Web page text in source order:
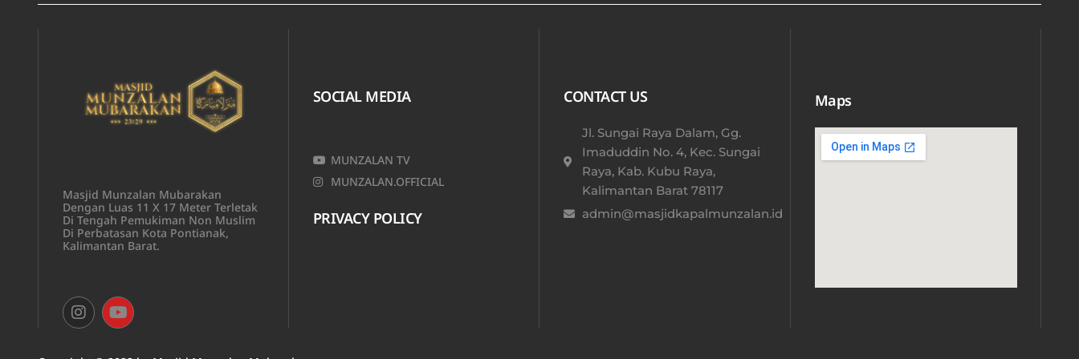
Masjid Munzalan Mubarakan
Dengan Luas 11 X 17 Meter Terletak
Di Tengah Pemukiman Non Muslim
Di Perbatasan Kota Pontianak,
Kalimantan Barat.
SOCIAL MEDIA
MUNZALAN TV
MUNZALAN.OFFICIAL
PRIVACY POLICY
CONTACT US
Jl. Sungai Raya Dalam, Gg.
Imaduddin No. 4, Kec. Sungai
Raya, Kab. Kubu Raya,
Kalimantan Barat 78117​
admin@masjidkapalmunzalan.id
Maps